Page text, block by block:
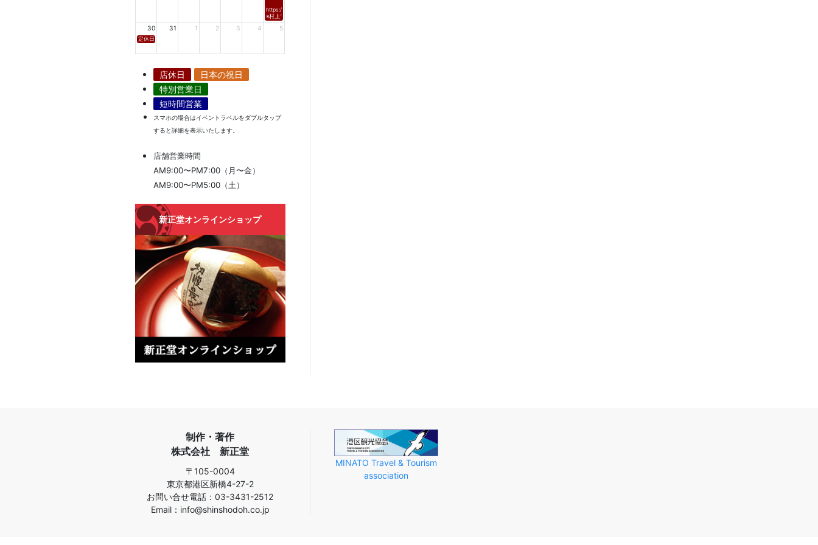
https://fmnagano2.com/saturdayd/
※村上てつや、酒井雄二、北山陽一のコメントがオンエア！
30 31 1 2 3 4 5
定休日
店休日
日本の祝日
特別営業日
短時間営業
スマホの場合はイベントラベルをダブルタップ
すると詳細を表示いたします。
店舗営業時間
AM9:00〜PM7:00（月〜金）
AM9:00〜PM5:00（土）
新正堂オンラインショップ
制作・著作
株式会社 新正堂
〒105-0004
東京都港区新橋4-27-2
お問い合せ電話：03-3431-2512
Email：info@shinshodoh.co.jp
MINATO Travel & Tourism
association